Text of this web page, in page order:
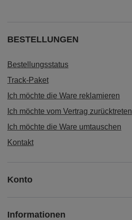
BESTELLUNGEN
Bestellungsstatus
Track-Paket
Ich möchte die Ware reklamieren
Ich möchte vom Vertrag zurücktreten
Ich möchte die Ware umtauschen
Kontakt
Konto
Informationen